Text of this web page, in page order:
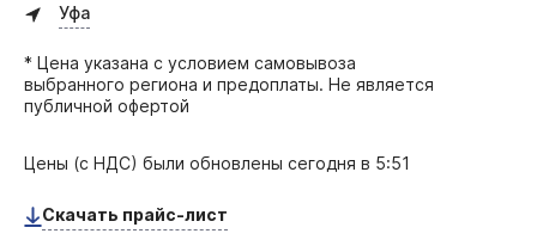
Уфа
* Цена указана с условием самовывоза
выбранного региона и предоплаты. Не является
публичной офертой
Цены (с НДС) были обновлены сегодня в 5:51
Скачать прайс-лист